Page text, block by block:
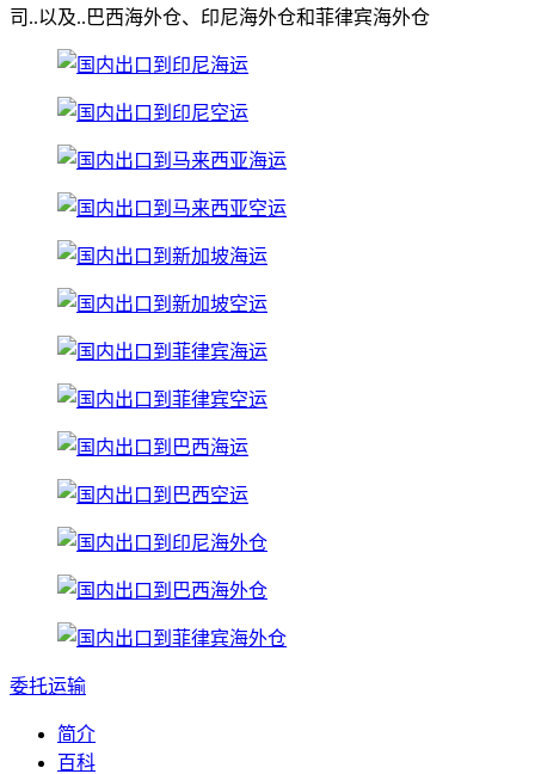
司..以及..巴西海外仓、印尼海外仓和菲律宾海外仓
委托运输
简介
百科